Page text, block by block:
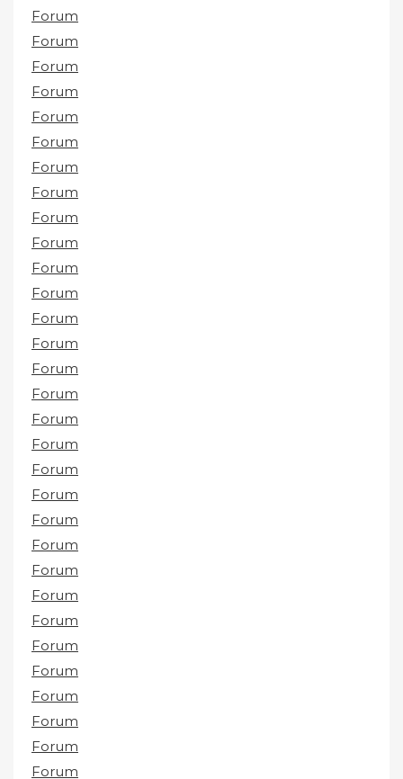
Forum
Forum
Forum
Forum
Forum
Forum
Forum
Forum
Forum
Forum
Forum
Forum
Forum
Forum
Forum
Forum
Forum
Forum
Forum
Forum
Forum
Forum
Forum
Forum
Forum
Forum
Forum
Forum
Forum
Forum
Forum